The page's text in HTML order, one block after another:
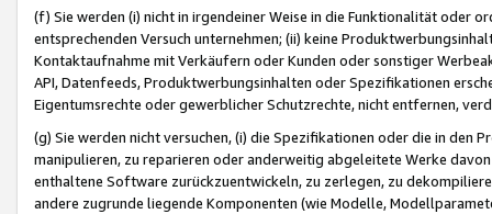
(f) Sie werden (i) nicht in irgendeiner Weise in die Funktionalität oder
entsprechenden Versuch unternehmen; (ii) keine
Kontaktaufnahme mit Verkäufern oder Kunden oder sonstiger
API, Datenfeeds, Produktwerbungsinhalten oder Spezifikationen
Eigentumsrechte oder gewerblicher Schutzrechte, nicht entfernen,
(g) Sie werden nicht versuchen, (i) die Spezifikationen oder die in
manipulieren, zu reparieren oder anderweitig abgeleitete Werke
enthaltene Software zurückzuentwickeln, zu zerlegen, zu
andere zugrunde liegende Komponenten (wie Modelle,